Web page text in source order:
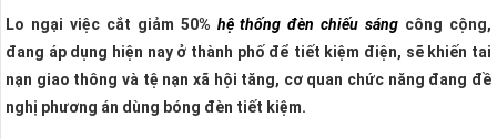
Lo ngại việc cắt giảm 50% hệ thống đèn chiếu sáng công cộng,
đang áp dụng hiện nay ở thành phố để tiết kiệm điện, sẽ khiến tai
nạn giao thông và tệ nạn xã hội tăng, cơ quan chức năng đang đề
nghị phương án dùng bóng đèn tiết kiệm.